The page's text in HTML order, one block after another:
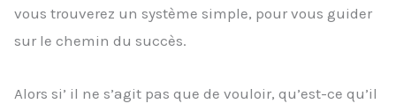
vous trouverez un système simple, pour vous guider
sur le chemin du succès.
Alors si’ il ne s’agit pas que de vouloir, qu’est-ce qu’il